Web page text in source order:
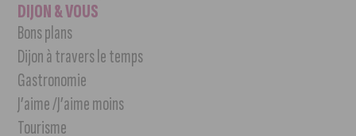
DIJON & VOUS
Bons plans
Dijon à travers le temps
Gastronomie
J’aime /J’aime moins
Tourisme